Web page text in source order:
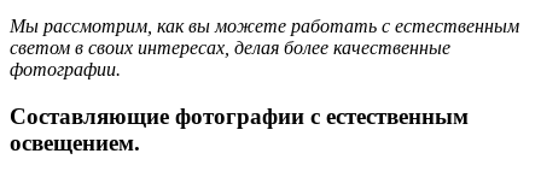
Мы рассмотрим, как вы можете работать с естественным
светом в своих интересах, делая более качественные
фотографии.
Составляющие фотографии с естественным
освещением.